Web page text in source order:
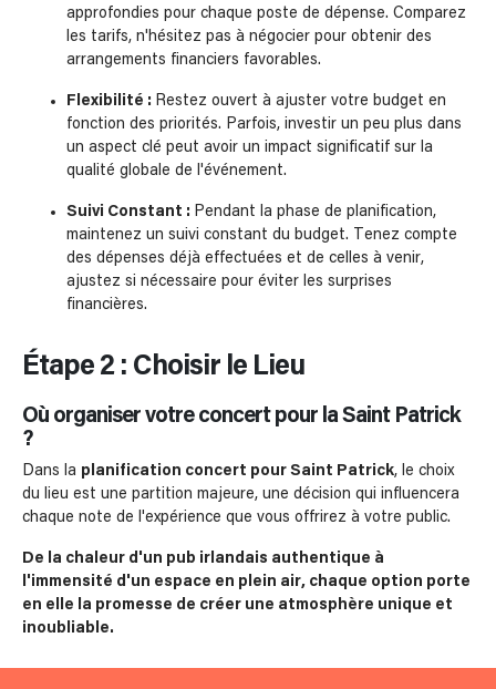
approfondies pour chaque poste de dépense. Comparez
les tarifs, n'hésitez pas à négocier pour obtenir des
arrangements financiers favorables.
Flexibilité : Restez ouvert à ajuster votre budget en
fonction des priorités. Parfois, investir un peu plus dans
un aspect clé peut avoir un impact significatif sur la
qualité globale de l'événement.
Suivi Constant : Pendant la phase de planification,
maintenez un suivi constant du budget. Tenez compte
des dépenses déjà effectuées et de celles à venir,
ajustez si nécessaire pour éviter les surprises
financières.
Étape 2 : Choisir le Lieu
Où organiser votre concert pour la Saint Patrick
?
Dans la planification concert pour Saint Patrick, le choix
du lieu est une partition majeure, une décision qui influencera
chaque note de l'expérience que vous offrirez à votre public.
De la chaleur d'un pub irlandais authentique à
l'immensité d'un espace en plein air, chaque option porte
en elle la promesse de créer une atmosphère unique et
inoubliable.